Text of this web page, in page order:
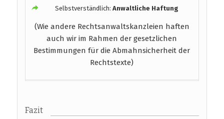
Selbstverständlich:Anwaltliche Haftung
(Wie andere Rechtsanwaltskanzleien haften
auch wir im Rahmen der gesetzlichen
Bestimmungen für die Abmahnsicherheit der
Rechtstexte)
Fazit